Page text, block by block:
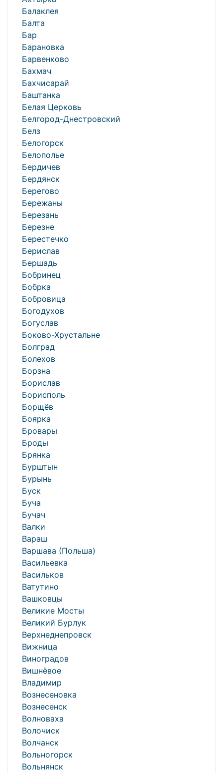
Балаклея
Балта
Бар
Барановка
Барвенково
Бахмач
Бахчисарай
Баштанка
Белая Церковь
Белгород-Днестровский
Белз
Белогорск
Белополье
Бердичев
Бердянск
Берегово
Бережаны
Березань
Березне
Берестечко
Берислав
Бершадь
Бобринец
Бобрка
Бобровица
Богодухов
Богуслав
Боково-Хрустальне
Болград
Болехов
Борзна
Борислав
Борисполь
Борщёв
Боярка
Бровары
Броды
Брянка
Бурштын
Бурынь
Буск
Буча
Бучач
Валки
Вараш
Варшава (Польша)
Васильевка
Васильков
Ватутино
Вашковцы
Великие Мосты
Великий Бурлук
Верхнеднепровск
Вижница
Виноградов
Вишнёвое
Владимир
Вознесеновка
Вознесенск
Волноваха
Волочиск
Волчанск
Вольногорск
Вольнянск